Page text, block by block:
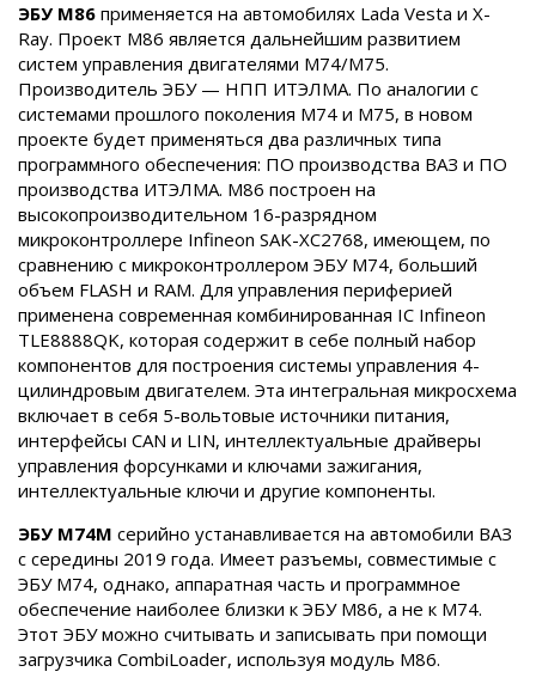
ЭБУ M86 применяется на автомобилях Lada Vesta и X-
Ray. Проект M86 является дальнейшим развитием
систем управления двигателями M74/M75.
Производитель ЭБУ — НПП ИТЭЛМА. По аналогии с
системами прошлого поколения M74 и M75, в новом
проекте будет применяться два различных типа
программного обеспечения: ПО производства ВАЗ и ПО
производства ИТЭЛМА. M86 построен на
высокопроизводительном 16-разрядном
микроконтроллере Infineon SAK-XC2768, имеющем, по
сравнению с микроконтроллером ЭБУ M74, больший
объем FLASH и RAM. Для управления периферией
применена современная комбинированная IC Infineon
TLE8888QK, которая содержит в себе полный набор
компонентов для построения системы управления 4-
цилиндровым двигателем. Эта интегральная микросхема
включает в себя 5-вольтовые источники питания,
интерфейсы CAN и LIN, интеллектуальные драйверы
управления форсунками и ключами зажигания,
интеллектуальные ключи и другие компоненты.
ЭБУ M74M серийно устанавливается на автомобили ВАЗ
с середины 2019 года. Имеет разъемы, совместимые с
ЭБУ M74, однако, аппаратная часть и программное
обеспечение наиболее близки к ЭБУ M86, а не к M74.
Этот ЭБУ можно считывать и записывать при помощи
загрузчика CombiLoader, используя модуль M86.